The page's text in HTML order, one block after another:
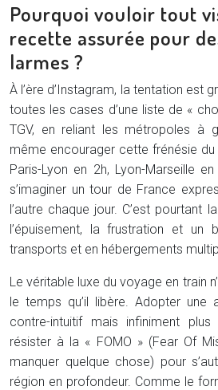
Pourquoi vouloir tout
recette assurée pour
larmes ?
À l’ère d’Instagram, la tentation est
toutes les cases d’une liste de «
TGV, en reliant les métropoles à
même encourager cette frénésie du
Paris-Lyon en 2h, Lyon-Marseille
s’imaginer un tour de France
l’autre chaque jour. C’est pourtant
l’épuisement, la frustration et un
transports et en hébergements
Le véritable luxe du voyage en train
le temps qu’il libère. Adopter
contre-intuitif mais infiniment
résister à la « FOMO » (Fear Of
manquer quelque chose) pour
région en profondeur. Comme le